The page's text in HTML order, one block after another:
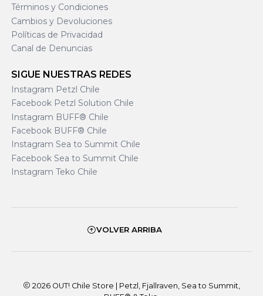
Términos y Condiciones
Cambios y Devoluciones
Políticas de Privacidad
Canal de Denuncias
SIGUE NUESTRAS REDES
Instagram Petzl Chile
Facebook Petzl Solution Chile
Instagram BUFF® Chile
Facebook BUFF® Chile
Instagram Sea to Summit Chile
Facebook Sea to Summit Chile
Instagram Teko Chile
2026 OUT! Chile Store | Petzl, Fjallraven, Sea to Summit,
VOLVER ARRIBA